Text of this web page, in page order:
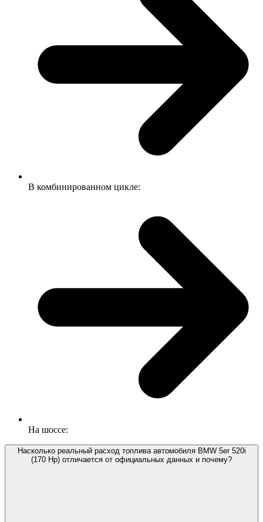
В комбинированном цикле:
На шоссе:
Насколько реальный расход топлива автомобиля BMW 5er 520i
(170 Hp) отличается от официальных данных и почему?